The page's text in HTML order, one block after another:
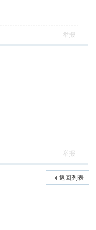
举报
举报
返回列表